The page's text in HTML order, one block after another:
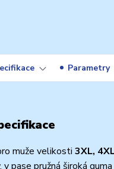
Parametry
muže velikosti 3XL,
pase pružná široká guma